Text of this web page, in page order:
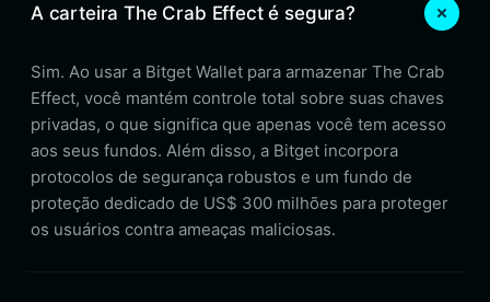
A carteira The Crab Effect é segura?
Sim. Ao usar a Bitget Wallet para armazenar The Crab
Effect, você mantém controle total sobre suas chaves
privadas, o que significa que apenas você tem acesso
aos seus fundos. Além disso, a Bitget incorpora
protocolos de segurança robustos e um fundo de
proteção dedicado de US$ 300 milhões para proteger
os usuários contra ameaças maliciosas.